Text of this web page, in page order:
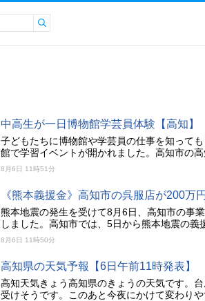
中高生が一日博物館学芸員体験【高知】
子どもたちに博物館や学芸員の仕事を知って
館で学習イベントが開かれました。高知市の
8月6日 11時51分
《熊本義援金》高知市の呉服店が200万
熊本地震の発生を受けて8月6日、高知市の事
しました。高知市では、5日から熊本地震の義
8月6日 11時50分
高知県の天気予報【6日午前11時発表】
高知天気きょう高知県のきょうの天気です。
受けそうです。このあと今夜にかけて変わり